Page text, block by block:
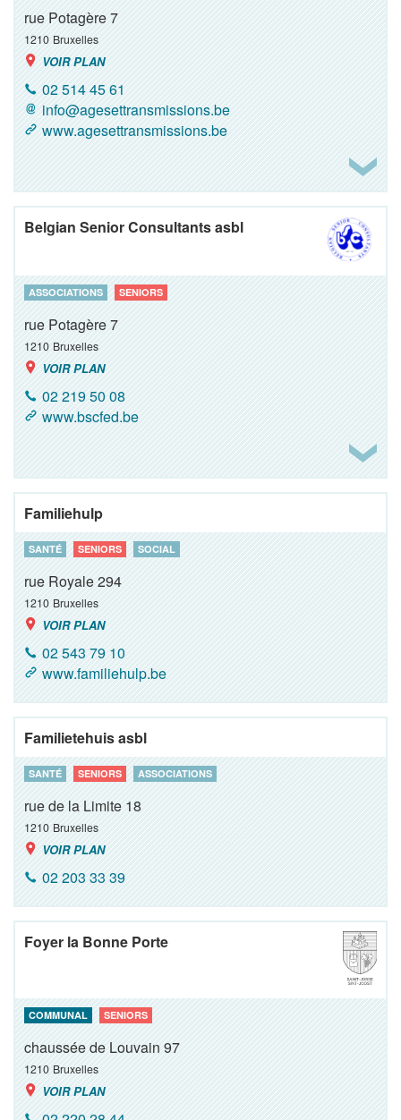
rue Potagère 7
1210 Bruxelles
VOIR PLAN
02 514 45 61
info@agesettransmissions.be
www.agesettransmissions.be
Belgian Senior Consultants asbl
ASSOCIATIONS SENIORS
rue Potagère 7
1210 Bruxelles
VOIR PLAN
02 219 50 08
www.bscfed.be
Familiehulp
SANTÉ SENIORS SOCIAL
rue Royale 294
1210 Bruxelles
VOIR PLAN
02 543 79 10
www.familiehulp.be
Familietehuis asbl
SANTÉ SENIORS ASSOCIATIONS
rue de la Limite 18
1210 Bruxelles
VOIR PLAN
02 203 33 39
Foyer la Bonne Porte
COMMUNAL SENIORS
chaussée de Louvain 97
1210 Bruxelles
VOIR PLAN